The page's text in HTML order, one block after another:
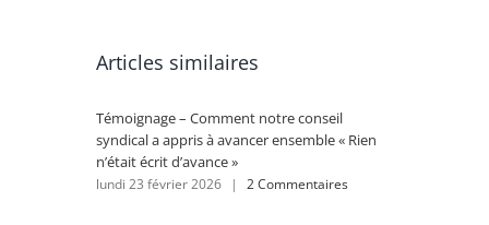
Articles similaires
Témoignage – Comment notre conseil
syndical a appris à avancer ensemble « Rien
n’était écrit d’avance »
lundi 23 février 2026 | 2 Commentaires